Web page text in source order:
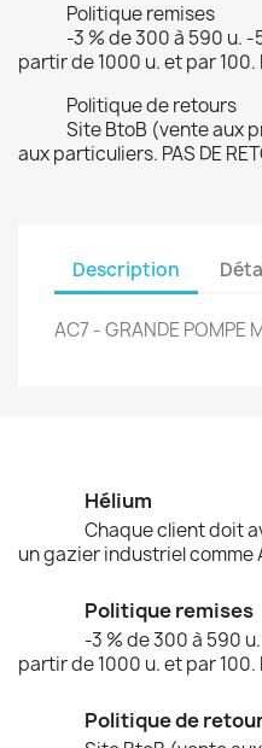
Politique remises
-3 % de 300 à 590 u.
partir de 1000 u. et par 100.
Politique de retours
Site BtoB (vente aux
aux particuliers. PAS DE
Description
AC7 - GRANDE POMPE
Hélium
Chaque client doit
un gazier industriel comme
Politique remises
-3 % de 300 à 590
partir de 1000 u. et par 100.
Politique de